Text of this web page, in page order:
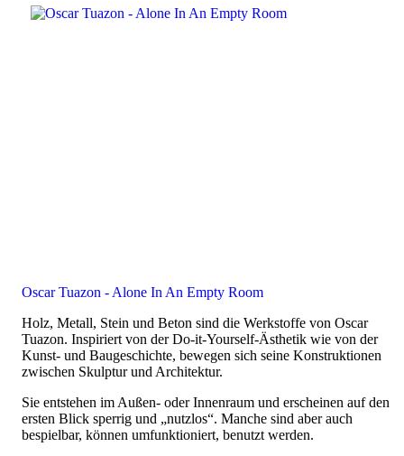
Oscar Tuazon - Alone In An Empty Room
Holz, Metall, Stein und Beton sind die Werkstoffe von Oscar
Tuazon. Inspiriert von der Do-it-Yourself-Ästhetik wie von der
Kunst- und Baugeschichte, bewegen sich seine Konstruktionen
zwischen Skulptur und Architektur.
Sie entstehen im Außen- oder Innenraum und erscheinen auf den
ersten Blick sperrig und „nutzlos“. Manche sind aber auch
bespielbar, können umfunktioniert, benutzt werden.